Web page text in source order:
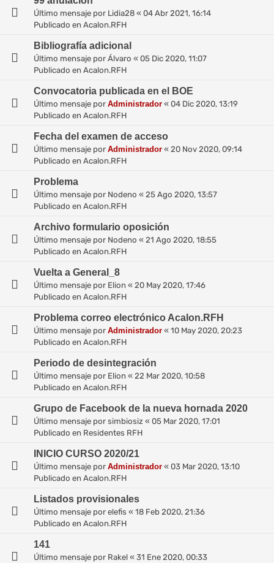
Último mensaje por Lidia28 « 04 Abr 2021, 16:14
Publicado en Acalon.RFH
Bibliografía adicional
Último mensaje por Álvaro « 05 Dic 2020, 11:07
Publicado en Acalon.RFH
Convocatoria publicada en el BOE
Último mensaje por Administrador « 04 Dic 2020, 13:19
Publicado en Acalon.RFH
Fecha del examen de acceso
Último mensaje por Administrador « 20 Nov 2020, 09:14
Publicado en Acalon.RFH
Problema
Último mensaje por Nodeno « 25 Ago 2020, 13:57
Publicado en Acalon.RFH
Archivo formulario oposición
Último mensaje por Nodeno « 21 Ago 2020, 18:55
Publicado en Acalon.RFH
Vuelta a General_8
Último mensaje por Elion « 20 May 2020, 17:46
Publicado en Acalon.RFH
Problema correo electrónico Acalon.RFH
Último mensaje por Administrador « 10 May 2020, 20:23
Publicado en Acalon.RFH
Periodo de desintegración
Último mensaje por Elion « 22 Mar 2020, 10:58
Publicado en Acalon.RFH
Grupo de Facebook de la nueva hornada 2020
Último mensaje por simbiosiz « 05 Mar 2020, 17:01
Publicado en Residentes RFH
INICIO CURSO 2020/21
Último mensaje por Administrador « 03 Mar 2020, 13:10
Publicado en Acalon.RFH
Listados provisionales
Último mensaje por elefis « 18 Feb 2020, 21:36
Publicado en Acalon.RFH
141
Último mensaje por Rakel « 31 Ene 2020, 00:33